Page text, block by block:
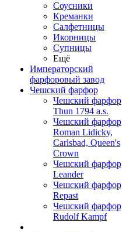
Соусники
Креманки
Салфетницы
Икорницы
Супницы
Ещё
Императорский
фарфоровый завод
Чешский фарфор
Чешский фарфор
Thun 1794 a.s.
Чешский фарфор
Roman Lidicky,
Carlsbad, Queen's
Crown
Чешский фарфор
Leander
Чешский фарфор
Repast
Чешский фарфор
Rudolf Kampf